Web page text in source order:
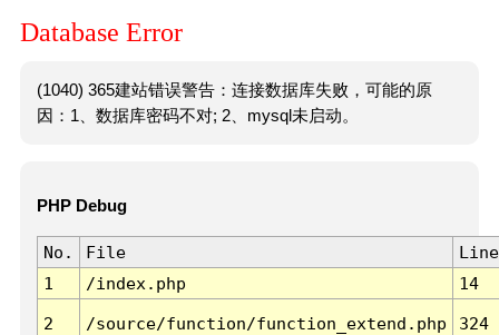
Database Error
(1040) 365建站错误警告：连接数据库失败，可能的原
因：1、数据库密码不对; 2、mysql未启动。
PHP Debug
No. File
Line
1
/index.php 14
2 /source/function/function_extend.php 324